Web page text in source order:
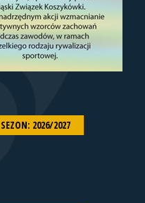
SEZON: 2026/2027